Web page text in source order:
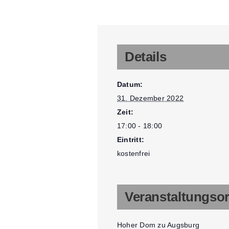
Details
Datum:
31. Dezember 2022
Zeit:
17:00 - 18:00
Eintritt:
kostenfrei
Hoher Dom zu Augsburg